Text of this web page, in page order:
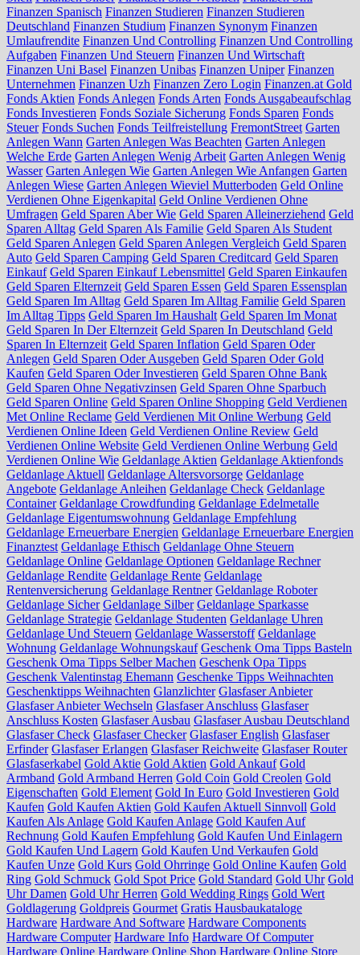
Finanzen Spanisch Finanzen Studieren Finanzen Studieren
Deutschland Finanzen Studium Finanzen Synonym Finanzen
Umlaufrendite Finanzen Und Controlling Finanzen Und Controlling
Aufgaben Finanzen Und Steuern Finanzen Und Wirtschaft
Finanzen Uni Basel Finanzen Unibas Finanzen Uniper Finanzen
Unternehmen Finanzen Uzh Finanzen Zero Login Finanzen.at Gold
Fonds Aktien Fonds Anlegen Fonds Arten Fonds Ausgabeaufschlag
Fonds Investieren Fonds Soziale Sicherung Fonds Sparen Fonds
Steuer Fonds Suchen Fonds Teilfreistellung FremontStreet Garten
Anlegen Wann Garten Anlegen Was Beachten Garten Anlegen
Welche Erde Garten Anlegen Wenig Arbeit Garten Anlegen Wenig
Wasser Garten Anlegen Wie Garten Anlegen Wie Anfangen Garten
Anlegen Wiese Garten Anlegen Wieviel Mutterboden Geld Online
Verdienen Ohne Eigenkapital Geld Online Verdienen Ohne
Umfragen Geld Sparen Aber Wie Geld Sparen Alleinerziehend Geld
Sparen Alltag Geld Sparen Als Familie Geld Sparen Als Student
Geld Sparen Anlegen Geld Sparen Anlegen Vergleich Geld Sparen
Auto Geld Sparen Camping Geld Sparen Creditcard Geld Sparen
Einkauf Geld Sparen Einkauf Lebensmittel Geld Sparen Einkaufen
Geld Sparen Elternzeit Geld Sparen Essen Geld Sparen Essensplan
Geld Sparen Im Alltag Geld Sparen Im Alltag Familie Geld Sparen
Im Alltag Tipps Geld Sparen Im Haushalt Geld Sparen Im Monat
Geld Sparen In Der Elternzeit Geld Sparen In Deutschland Geld
Sparen In Elternzeit Geld Sparen Inflation Geld Sparen Oder
Anlegen Geld Sparen Oder Ausgeben Geld Sparen Oder Gold
Kaufen Geld Sparen Oder Investieren Geld Sparen Ohne Bank
Geld Sparen Ohne Negativzinsen Geld Sparen Ohne Sparbuch
Geld Sparen Online Geld Sparen Online Shopping Geld Verdienen
Met Online Reclame Geld Verdienen Mit Online Werbung Geld
Verdienen Online Ideen Geld Verdienen Online Review Geld
Verdienen Online Website Geld Verdienen Online Werbung Geld
Verdienen Online Wie Geldanlage Aktien Geldanlage Aktienfonds
Geldanlage Aktuell Geldanlage Altersvorsorge Geldanlage
Angebote Geldanlage Anleihen Geldanlage Check Geldanlage
Container Geldanlage Crowdfunding Geldanlage Edelmetalle
Geldanlage Eigentumswohnung Geldanlage Empfehlung
Geldanlage Erneuerbare Energien Geldanlage Erneuerbare Energien
Finanztest Geldanlage Ethisch Geldanlage Ohne Steuern
Geldanlage Online Geldanlage Optionen Geldanlage Rechner
Geldanlage Rendite Geldanlage Rente Geldanlage
Rentenversicherung Geldanlage Rentner Geldanlage Roboter
Geldanlage Sicher Geldanlage Silber Geldanlage Sparkasse
Geldanlage Strategie Geldanlage Studenten Geldanlage Uhren
Geldanlage Und Steuern Geldanlage Wasserstoff Geldanlage
Wohnung Geldanlage Wohnungskauf Geschenk Oma Tipps Basteln
Geschenk Oma Tipps Selber Machen Geschenk Opa Tipps
Geschenk Valentinstag Ehemann Geschenke Tipps Weihnachten
Geschenktipps Weihnachten Glanzlichter Glasfaser Anbieter
Glasfaser Anbieter Wechseln Glasfaser Anschluss Glasfaser
Anschluss Kosten Glasfaser Ausbau Glasfaser Ausbau Deutschland
Glasfaser Check Glasfaser Checker Glasfaser English Glasfaser
Erfinder Glasfaser Erlangen Glasfaser Reichweite Glasfaser Router
Glasfaserkabel Gold Aktie Gold Aktien Gold Ankauf Gold
Armband Gold Armband Herren Gold Coin Gold Creolen Gold
Eigenschaften Gold Element Gold In Euro Gold Investieren Gold
Kaufen Gold Kaufen Aktien Gold Kaufen Aktuell Sinnvoll Gold
Kaufen Als Anlage Gold Kaufen Anlage Gold Kaufen Auf
Rechnung Gold Kaufen Empfehlung Gold Kaufen Und Einlagern
Gold Kaufen Und Lagern Gold Kaufen Und Verkaufen Gold
Kaufen Unze Gold Kurs Gold Ohrringe Gold Online Kaufen Gold
Ring Gold Schmuck Gold Spot Price Gold Standard Gold Uhr Gold
Uhr Damen Gold Uhr Herren Gold Wedding Rings Gold Wert
Goldlagerung Goldpreis Gourmet Gratis Hausbaukataloge
Hardware Hardware And Software Hardware Components
Hardware Computer Hardware Info Hardware Of Computer
Hardware Online Hardware Online Shop Hardware Online Store